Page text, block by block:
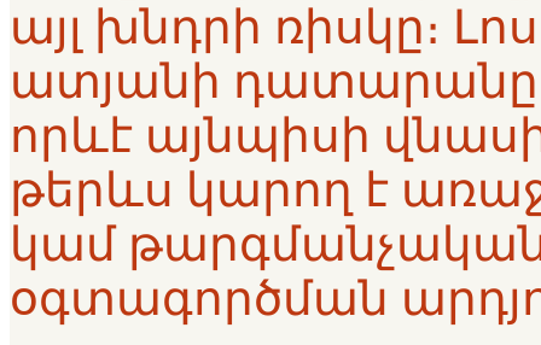
այլ խնդրի ռիսկը։
ատյանի
որևէ այնպիսի
թերևս կարող է
կամ
օգտագործման